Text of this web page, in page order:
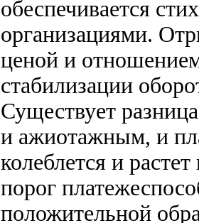
обеспечивается
организациями.
ценой и
стабилизации
Существует
и ажиотажным, и
колеблется и
порог
положительной